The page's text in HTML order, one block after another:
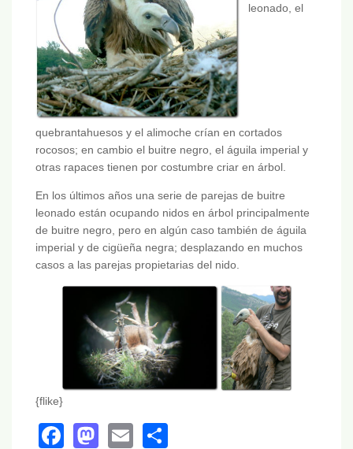
leonado, el
quebrantahuesos y el alimoche crían en cortados
rocosos; en cambio el buitre negro, el águila imperial y
otras rapaces tienen por costumbre criar en árbol.
En los últimos años una serie de parejas de buitre
leonado están ocupando nidos en árbol principalmente
de buitre negro, pero en algún caso también de águila
imperial y de cigüeña negra; desplazando en muchos
casos a las parejas propietarias del nido.
{flike}
Facebook
Mastodon
Email